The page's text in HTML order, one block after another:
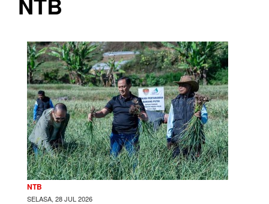
NTB
SELASA, 28 JUL 2026